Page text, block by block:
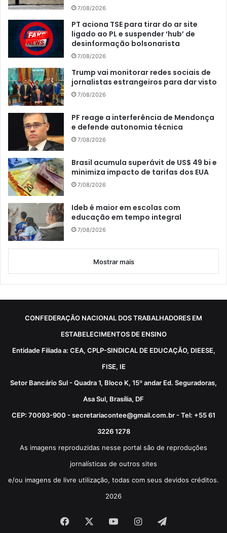
7/08/2026
PT aciona TSE para tirar do ar site
ligado ao PL e suspender ‘hub’ de
desinformação bolsonarista
7/08/2026
Trump vai monitorar redes sociais de
jornalistas estrangeiros para dar visto
7/08/2026
PF reage a interferência de Mendonça
e defende autonomia técnica
7/08/2026
Brasil acumula superávit de US$ 49 bi e
minimiza impacto de tarifas dos EUA
7/08/2026
Ideb é maior em escolas com
educação em tempo integral
7/08/2026
Mostrar mais
CONFEDERAÇÃO NACIONAL DOS TRABALHADORES EM
ESTABELECIMENTOS DE ENSINO
Entidade Filiada a: CEA, CPLP-SINDICAL DE EDUCAÇÃO, DIEESE,
FISE, IE
Setor Bancário Sul - Quadra 1, Bloco K, 15º andar Ed. Seguradoras,
Asa Sul, Brasília, DF
CEP: 70093-900 - secretariacontee@gmail.com.br - Tel: +55 61
3226 1278
As imagens reproduzidas nesse portal são de reproduções
jornalísticas de outros sites
e/ou imagens de livre utilização, todas com seus devidos créditos.
2026
Facebook YouTubeInstagram